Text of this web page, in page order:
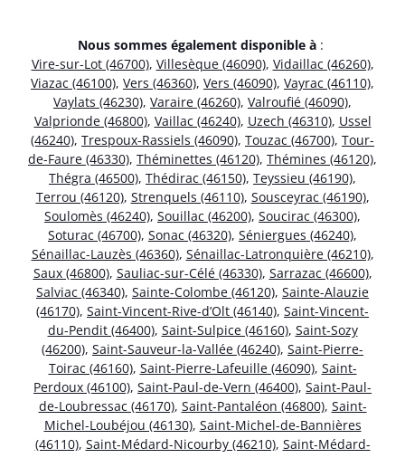
Nous sommes également disponible à :
Vire-sur-Lot (46700), Villesèque (46090), Vidaillac (46260),
Viazac (46100), Vers (46360), Vers (46090), Vayrac (46110),
Vaylats (46230), Varaire (46260), Valroufié (46090),
Valprionde (46800), Vaillac (46240), Uzech (46310), Ussel
(46240), Trespoux-Rassiels (46090), Touzac (46700), Tour-
de-Faure (46330), Théminettes (46120), Thémines (46120),
Thégra (46500), Thédirac (46150), Teyssieu (46190),
Terrou (46120), Strenquels (46110), Sousceyrac (46190),
Soulomès (46240), Souillac (46200), Soucirac (46300),
Soturac (46700), Sonac (46320), Séniergues (46240),
Sénaillac-Lauzès (46360), Sénaillac-Latronquière (46210),
Saux (46800), Sauliac-sur-Célé (46330), Sarrazac (46600),
Salviac (46340), Sainte-Colombe (46120), Sainte-Alauzie
(46170), Saint-Vincent-Rive-d’Olt (46140), Saint-Vincent-
du-Pendit (46400), Saint-Sulpice (46160), Saint-Sozy
(46200), Saint-Sauveur-la-Vallée (46240), Saint-Pierre-
Toirac (46160), Saint-Pierre-Lafeuille (46090), Saint-
Perdoux (46100), Saint-Paul-de-Vern (46400), Saint-Paul-
de-Loubressac (46170), Saint-Pantaléon (46800), Saint-
Michel-Loubéjou (46130), Saint-Michel-de-Bannières
(46110), Saint-Médard-Nicourby (46210), Saint-Médard-